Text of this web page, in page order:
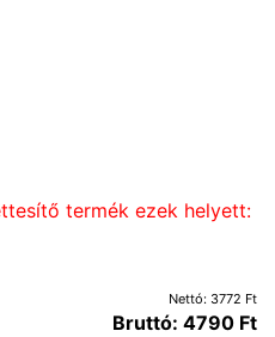
termék ezek helyett:
Nettó: 3772 Ft
Bruttó: 4790 Ft